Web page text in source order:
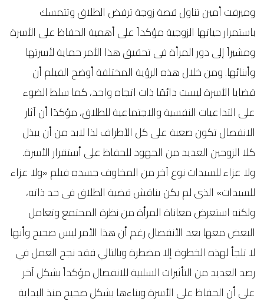
وميرفت أمين تناول قصة زوجة ترفض الطلاق وتتمسك
باستمرار حياتها الزوجية مؤكداً على أهمية الحفاظ على الأسرة
ومشيراً إلى دور المرأة فى تحقيق هذا الأمر حماية لأسرتها
وأبنائها. ومن خلال هذه الرؤية المختلفة أوضح الفيلم أن
قضايا الأسرة ليست دائمًا ذات اتجاه واحد، كما سلط الضوء
على التداعيات النفسية والاجتماعية للطلاق، مؤكدًا أن آثار
الانفصال تكون صعبة على كل الأطراف لذا لابد من أن يبذل
كلا الزوجين العديد من الجهود للحفاظ على أستقرار الأسرة.
ولا عزاء للسيدات نوع آخر من المخاوف جسده فيلم «ولا عزاء
للسيدات» الذى لم يكن يناقش قضية الطلاق فى حد ذاته،
ولكنه استعرض معاناة المرأة من نظرة المجتمع وتعامل
البعض معها بعد الأنفصال رغم أن هذا الأمر ليس صحيح وأنها
لا تلجأ لهذه الخطوة إلا مضطرة وبالتالي فقد نجح العمل في
رصد العديد من التأثيرات السلبية للانفصال مؤكداً بشكل آخر
على أن الحفاظ على الأسرة وبناءها بشكل صحيح منذ البداية